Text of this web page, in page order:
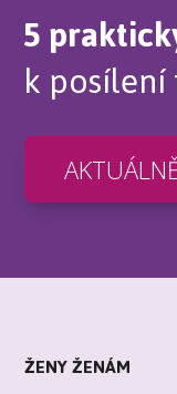
5
k
ŽENY ŽENÁM